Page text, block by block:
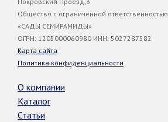
Общество с ограниченной ответственностью
«САДЫ СЕМИРАМИДЫ»
ОГРН: 1205000060980 ИНН: 5027287582
Карта сайта
Политика конфиденциальности
О компании
Каталог
Статьи